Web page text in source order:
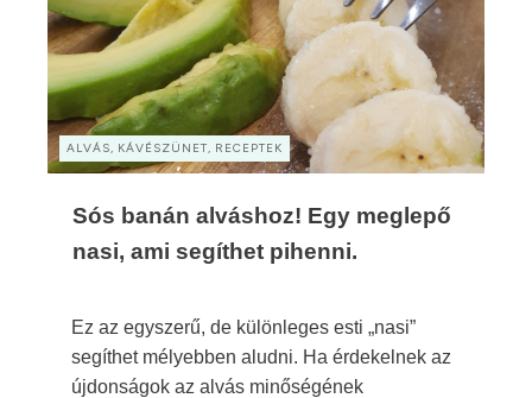
ALVÁS, KÁVÉSZÜNET, RECEPTEK
Sós banán alváshoz! Egy meglepő
nasi, ami segíthet pihenni.
Ez az egyszerű, de különleges esti „nasi”
segíthet mélyebben aludni. Ha érdekelnek az
újdonságok az alvás minőségének